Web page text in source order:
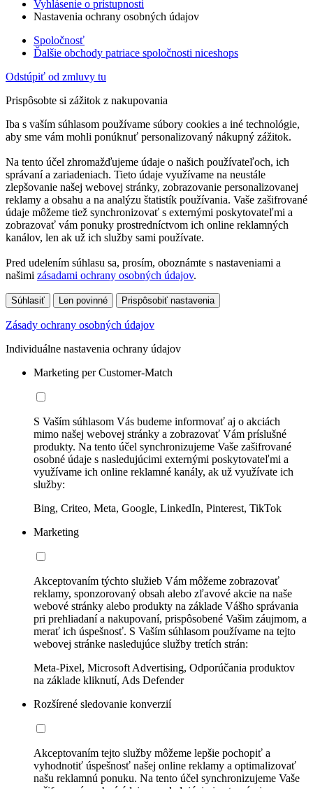
Vyhlásenie o prístupnosti
Nastavenia ochrany osobných údajov
Spoločnosť
Ďalšie obchody patriace spoločnosti niceshops
Odstúpiť od zmluvy tu
Prispôsobte si zážitok z nakupovania
Iba s vaším súhlasom používame súbory cookies a iné technológie,
aby sme vám mohli ponúknuť personalizovaný nákupný zážitok.
Na tento účel zhromažďujeme údaje o našich používateľoch, ich
správaní a zariadeniach. Tieto údaje využívame na neustále
zlepšovanie našej webovej stránky, zobrazovanie personalizovanej
reklamy a obsahu a na analýzu štatistík používania. Vaše zašifrované
údaje môžeme tiež synchronizovať s externými poskytovateľmi a
zobrazovať vám ponuky prostredníctvom ich online reklamných
kanálov, len ak už ich služby sami používate.
Pred udelením súhlasu sa, prosím, oboznámte s nastaveniami a
našimi zásadami ochrany osobných údajov.
Súhlasiť Len povinné Prispôsobiť nastavenia
Zásady ochrany osobných údajov
Individuálne nastavenia ochrany údajov
Marketing per Customer-Match
S Vaším súhlasom Vás budeme informovať aj o akciách
mimo našej webovej stránky a zobrazovať Vám príslušné
produkty. Na tento účel synchronizujeme Vaše zašifrované
osobné údaje s nasledujúcimi externými poskytovateľmi a
využívame ich online reklamné kanály, ak už využívate ich
služby:
Bing, Criteo, Meta, Google, LinkedIn, Pinterest, TikTok
Marketing
Akceptovaním týchto služieb Vám môžeme zobrazovať
reklamy, sponzorovaný obsah alebo zľavové akcie na naše
webové stránky alebo produkty na základe Vášho správania
pri prehliadaní a nakupovaní, prispôsobené Vašim záujmom, a
merať ich úspešnosť. S Vaším súhlasom používame na tejto
webovej stránke nasledujúce služby tretích strán:
Meta-Pixel, Microsoft Advertising, Odporúčania produktov
na základe kliknutí, Ads Defender
Rozšírené sledovanie konverzií
Akceptovaním tejto služby môžeme lepšie pochopiť a
vyhodnotiť úspešnosť našej online reklamy a optimalizovať
našu reklamnú ponuku. Na tento účel synchronizujeme Vaše